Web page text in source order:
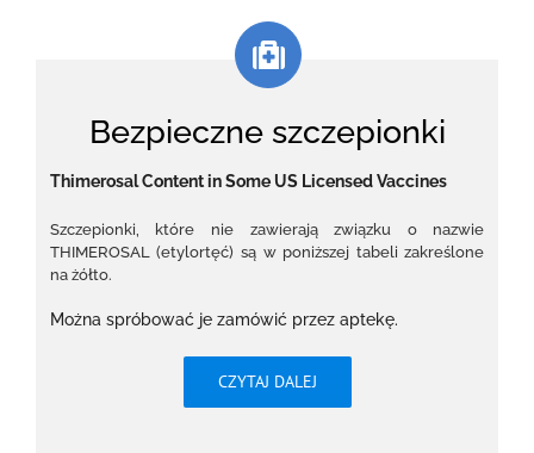
Bezpieczne szczepionki
Thimerosal Content in Some US Licensed Vaccines
Szczepionki, które nie zawierają związku o nazwie
THIMEROSAL (etylortęć) są w poniższej tabeli zakreślone
na żółto.
Można spróbować je zamówić przez aptekę.
CZYTAJ DALEJ